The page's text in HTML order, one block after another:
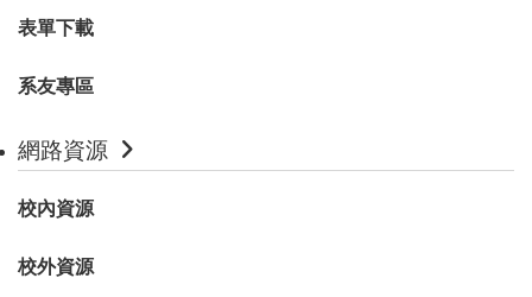
表單下載
系友專區
網路資源
校內資源
校外資源